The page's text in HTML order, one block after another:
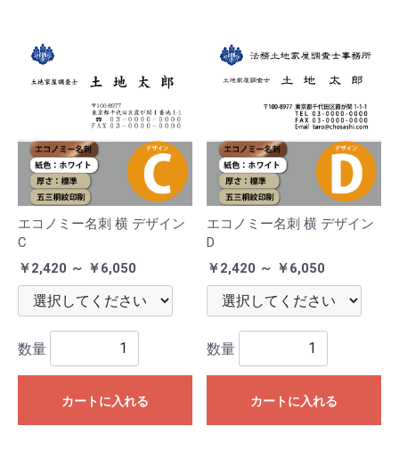
エコノミー名刺 横 デザイン
C
￥2,420 ～ ￥6,050
数量
カートに入れる
エコノミー名刺 横 デザイン
D
￥2,420 ～ ￥6,050
数量
カートに入れる